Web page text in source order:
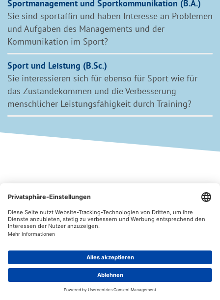
Sportmanagement und Sportkommunikation (B.A.)
Sie sind sportaffin und haben Interesse an Problemen
und Aufgaben des Managements und der
Kommunikation im Sport?
Sport und Leistung (B.Sc.)
Sie interessieren sich für ebenso für Sport wie für
das Zustandekommen und die Verbesserung
menschlicher Leistungsfähigkeit durch Training?
printDruckenshareTeilen
Zuletzt aktualisiert: 01.06.2026